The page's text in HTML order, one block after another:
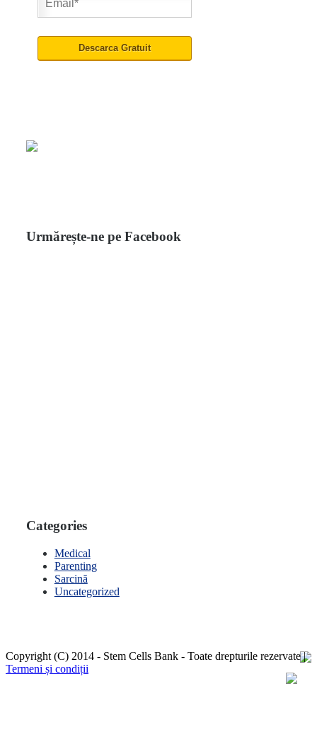
Urmărește-ne pe Facebook
Categories
Medical
Parenting
Sarcină
Uncategorized
Copyright (C) 2014 - Stem Cells Bank - Toate drepturile rezervate |
Termeni și condiții